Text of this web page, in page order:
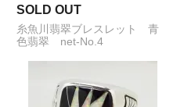
SOLD OUT
糸魚川翡翠ブレスレット 青
色翡翠 net-No.4